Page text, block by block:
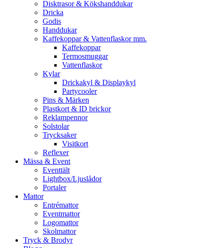
Disktrasor & Kökshanddukar
Dricka
Godis
Handdukar
Kaffekoppar & Vattenflaskor mm.
Kaffekoppar
Termosmuggar
Vattenflaskor
Kylar
Drickakyl & Displaykyl
Partycooler
Pins & Märken
Plastkort & ID brickor
Reklampennor
Solstolar
Trycksaker
Visitkort
Reflexer
Mässa & Event
Eventtält
Lightbox/Ljuslådor
Portaler
Mattor
Entrémattor
Eventmattor
Logomattor
Skolmattor
Tryck & Brodyr